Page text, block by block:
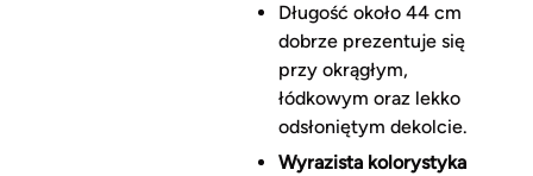
Długość około 44 cm
dobrze prezentuje się
przy okrągłym,
łódkowym oraz lekko
odsłoniętym dekolcie.
Wyrazista kolorystyka